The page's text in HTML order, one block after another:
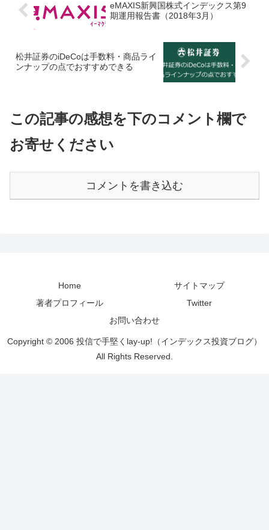
eMAXIS新興国株式インデックス第9
期運用報告書（2018年3月）
松井証券のiDeCoは手数料・商品ライ
ンナップの点でおすすめできる
この記事の感想を下のコメント欄で
お寄せください
コメントを書き込む
Home
サイトマップ
著者プロフィール
Twitter
お問い合わせ
Copyright © 2006 投信で手堅くlay-up!（インデックス投資ブログ）
All Rights Reserved.